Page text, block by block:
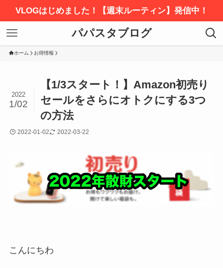
VLOGはじめました！【週末ルーティン】発信中！
パパスタブログ
ホーム お得情報
【1/3スタート！】Amazon初売り
セールをさらにオトクにする3つ
の方法
2022
1/02
2022-01-02 2022-03-22
こんにちわ